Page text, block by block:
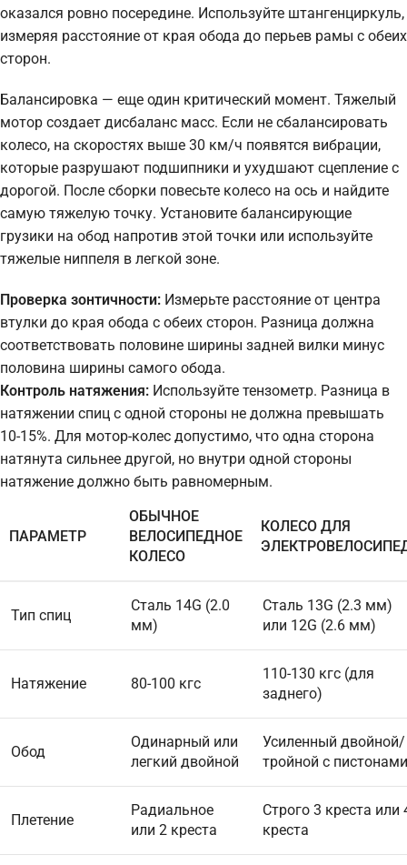
оказался ровно посередине. Используйте штангенциркуль,
измеряя расстояние от края обода до перьев рамы с обеих
сторон.
Балансировка — еще один критический момент. Тяжелый
мотор создает дисбаланс масс. Если не сбалансировать
колесо, на скоростях выше 30 км/ч появятся вибрации,
которые разрушают подшипники и ухудшают сцепление с
дорогой. После сборки повесьте колесо на ось и найдите
самую тяжелую точку. Установите балансирующие
грузики на обод напротив этой точки или используйте
тяжелые ниппеля в легкой зоне.
Проверка зонтичности: Измерьте расстояние от центра
втулки до края обода с обеих сторон. Разница должна
соответствовать половине ширины задней вилки минус
половина ширины самого обода.
Контроль натяжения: Используйте тензометр. Разница в
натяжении спиц с одной стороны не должна превышать
10-15%. Для мотор-колес допустимо, что одна сторона
натянута сильнее другой, но внутри одной стороны
натяжение должно быть равномерным.
ПАРАМЕТР
ОБЫЧНОЕ
ВЕЛОСИПЕДНОЕ
КОЛЕСО
КОЛЕСО ДЛЯ
Тип спиц
Сталь 14G (2.0
мм)
Сталь 13G (2.3 мм)
или 12G (2.6 мм)
Натяжение 80-100 кгс
110-130 кгс (для
заднего)
Обод
Одинарный или
легкий двойной
Усиленный двойной/
тройной с пистонами
Плетение
Радиальное
или 2 креста
Строго 3 креста или
креста